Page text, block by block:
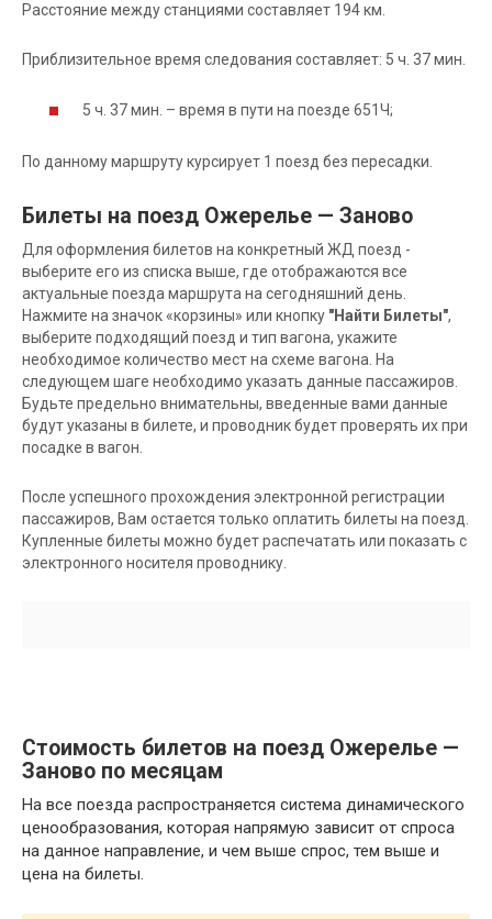
Расстояние между станциями составляет 194 км.
Приблизительное время следования составляет: 5 ч. 37 мин.
5 ч. 37 мин. – время в пути на поезде 651Ч;
По данному маршруту курсирует 1 поезд без пересадки.
Билеты на поезд Ожерелье — Заново
Для оформления билетов на конкретный ЖД поезд -
выберите его из списка выше, где отображаются все
актуальные поезда маршрута на сегодняшний день.
Нажмите на значок «корзины» или кнопку "Найти Билеты",
выберите подходящий поезд и тип вагона, укажите
необходимое количество мест на схеме вагона. На
следующем шаге необходимо указать данные пассажиров.
Будьте предельно внимательны, введенные вами данные
будут указаны в билете, и проводник будет проверять их при
посадке в вагон.
После успешного прохождения электронной регистрации
пассажиров, Вам остается только оплатить билеты на поезд.
Купленные билеты можно будет распечатать или показать с
электронного носителя проводнику.
Стоимость билетов на поезд Ожерелье —
Заново по месяцам
На все поезда распространяется система динамического
ценообразования, которая напрямую зависит от спроса
на данное направление, и чем выше спрос, тем выше и
цена на билеты.